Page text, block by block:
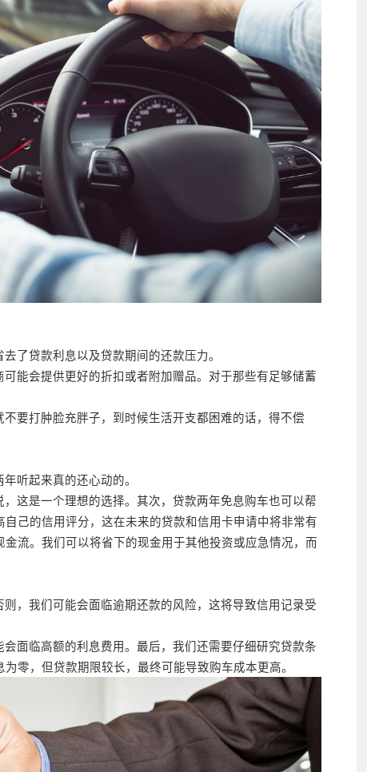
了贷款利息以及贷款期间的还款压力。
能会提供更好的折扣或者附加赠品。对于那些有足够储蓄
要打肿脸充胖子，到时候生活开支都困难的话，得不偿
听起来真的还心动的。
这是一个理想的选择。其次，贷款两年免息购车也可以帮
己的信用评分，这在未来的贷款和信用卡申请中将非常有
流。我们可以将省下的现金用于其他投资或应急情况，而
，我们可能会面临逾期还款的风险，这将导致信用记录受
面临高额的利息费用。最后，我们还需要仔细研究贷款条
零，但贷款期限较长，最终可能导致购车成本更高。